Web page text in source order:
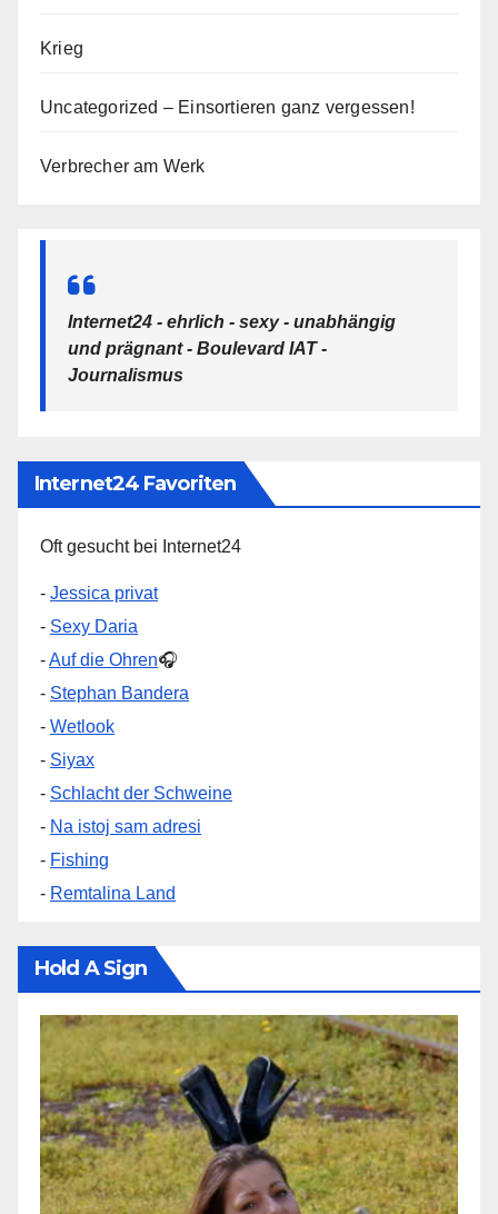
Krieg
Uncategorized – Einsortieren ganz vergessen!
Verbrecher am Werk
Internet24 - ehrlich - sexy - unabhängig
und prägnant - Boulevard IAT -
Journalismus
Internet24 Favoriten
Oft gesucht bei Internet24
- Jessica privat
- Sexy Daria
-Auf die Ohren🎧
- Stephan Bandera
- Wetlook
- Siyax
- Schlacht der Schweine
- Na istoj sam adresi
- Fishing
- Remtalina Land
Hold A Sign